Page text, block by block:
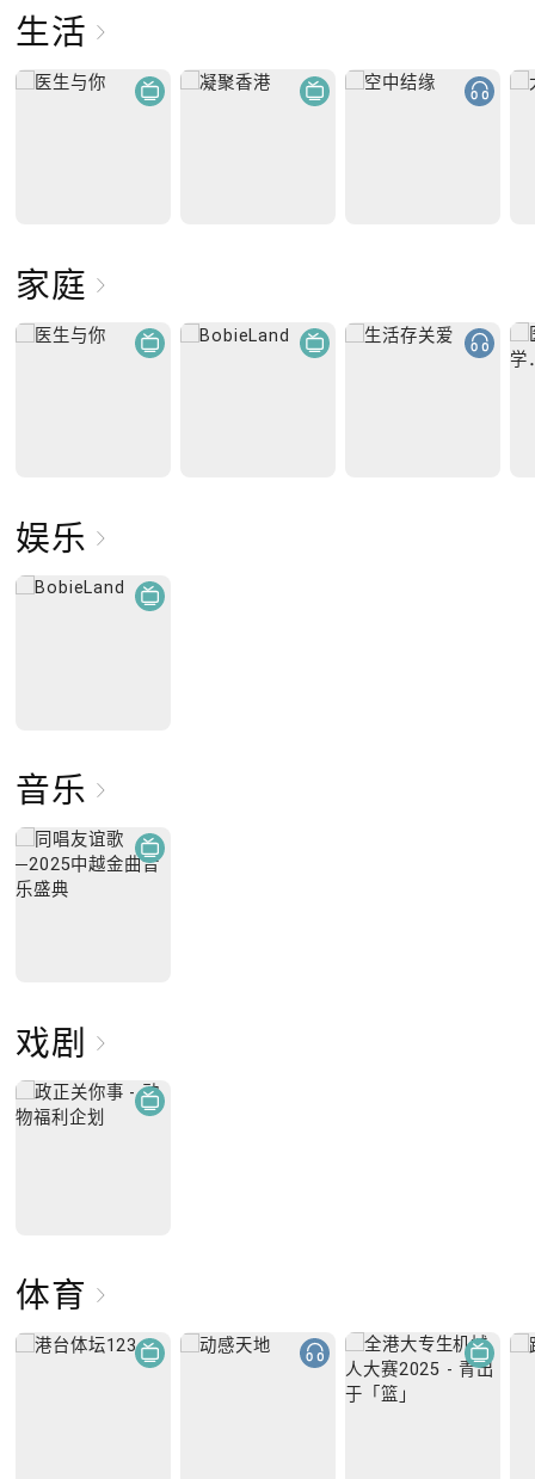
生活
家庭
娱乐
音乐
戏剧
体育